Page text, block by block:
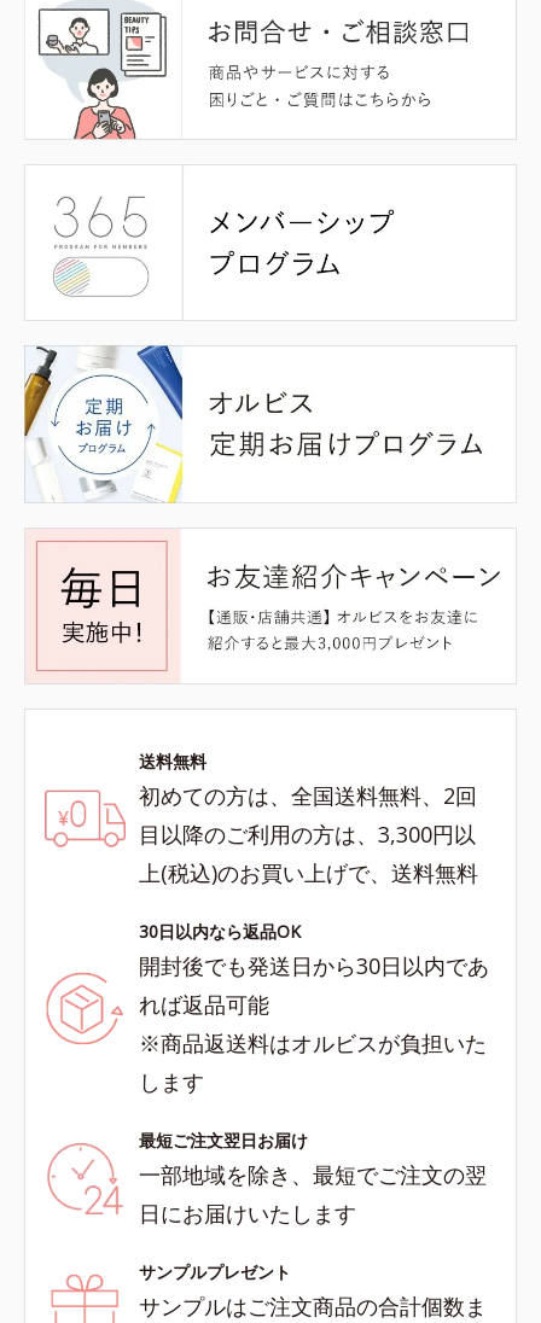
送料無料
初めての方は、全国送料無料、2回
目以降のご利用の方は、3,300円以
上(税込)のお買い上げで、送料無料
30日以内なら返品OK
開封後でも発送日から30日以内であ
れば返品可能
※商品返送料はオルビスが負担いた
します
最短ご注文翌日お届け
一部地域を除き、最短でご注文の翌
日にお届けいたします
サンプルプレゼント
サンプルはご注文商品の合計個数ま